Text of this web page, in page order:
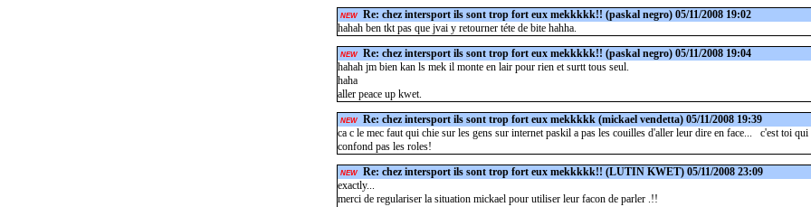
NEW Re: chez intersport ils sont trop fort eux mekkkkk!! (paskal negro) 05/11/2008 19:02
hahah ben tkt pas que jvai y retourner téte de bite hahha.
NEW Re: chez intersport ils sont trop fort eux mekkkkk!! (paskal negro) 05/11/2008 19:04
hahah jm bien kan ls mek il monte en lair pour rien et surtt tous seul.
haha
aller peace up kwet.
NEW Re: chez intersport ils sont trop fort eux mekkkkk (mickael vendetta) 05/11/2008 19:39
ca c le mec faut qui chie sur les gens sur internet paskil a pas les couilles d'aller leur dire en face... c'est toi
confond pas les roles!
NEW Re: chez intersport ils sont trop fort eux mekkkkk!! (LUTIN KWET) 05/11/2008 23:09
exactly...
merci de regulariser la situation mickael pour utiliser leur facon de parler .!!